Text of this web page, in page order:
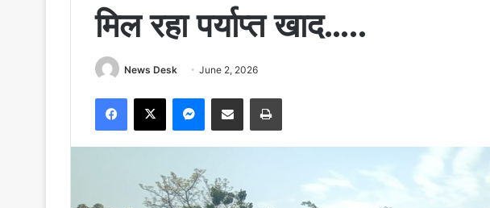
मिल रहा पर्याप्त खाद…..
News Desk June 2, 2026
Facebook
X Messenger
Share via Email Print